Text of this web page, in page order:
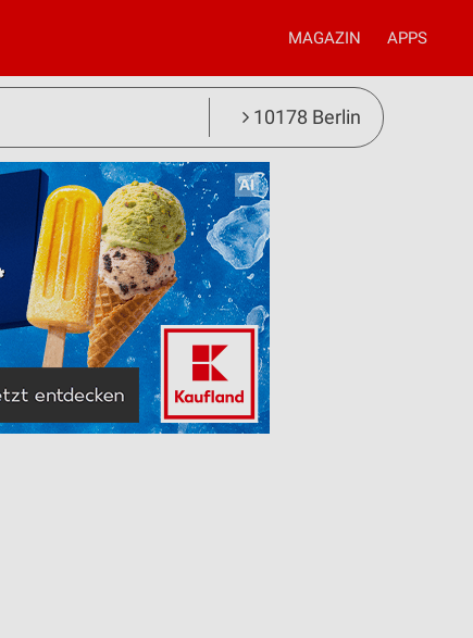
MAGAZIN APPS
10178 Berlin